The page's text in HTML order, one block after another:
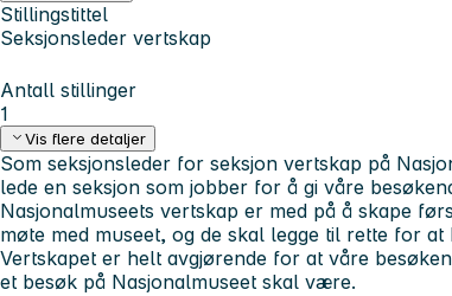
Stillingstittel
Seksjonsleder vertskap
Antall stillinger
1
Vis flere detaljer
Som seksjonsleder for seksjon vertskap på
lede en seksjon som jobber for å gi våre
Nasjonalmuseets vertskap er med på å skape
møte med museet, og de skal legge til rette for
Vertskapet er helt avgjørende for at våre
et besøk på Nasjonalmuseet skal være.